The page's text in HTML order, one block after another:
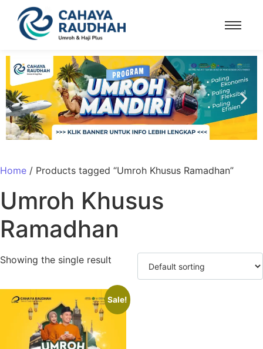
Home / Products tagged “Umroh Khusus Ramadhan”
Umroh Khusus
Ramadhan
Showing the single result
Sale!